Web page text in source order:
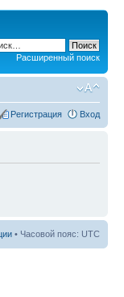
Расширенный поиск
Регистрация Вход
• Часовой пояс: UTC